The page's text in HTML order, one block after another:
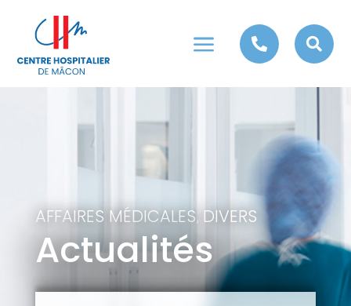
a  
AFFAIRES MÉDICALES, DIVERS
Actualités